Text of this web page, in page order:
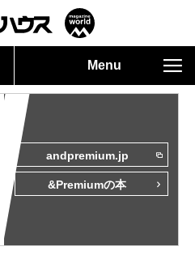
Menu
andpremium.jp
&Premiumの本